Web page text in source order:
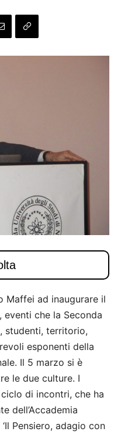
Maffei ad inaugurare il
che la Seconda
studenti, territorio,
esponenti della
Il 5 marzo si è
le due culture. I
di incontri, che ha
dell’Accademia
Pensiero, adagio con